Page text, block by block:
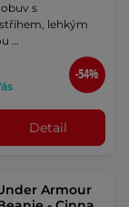
s
lehkým
…
-54%
Detail
Armour